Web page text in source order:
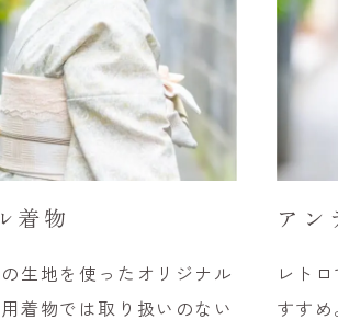
着物
生地を使ったオリジナル
着物では取り扱いのない
ア
レト
すす